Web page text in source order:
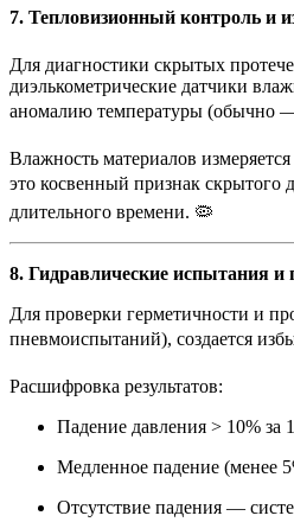
7. Тепловизионный контроль и
Для диагностики скрытых
диэлькометрические датчики
аномалию температуры (обычно —
Влажность материалов
это косвенный признак скрытого
длительного времени. 🦠
8. Гидравлические испытания и
Для проверки герметичности и
пневмоиспытаний), создается
Расшифровка результатов:
Падение давления > 10%
Медленное падение (менее
Отсутствие падения —